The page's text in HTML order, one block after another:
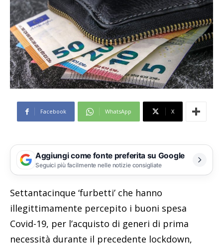
Facebook WhatsApp X
Aggiungi come fonte preferita su Google
Seguici più facilmente nelle notizie consigliate
Settantacinque ‘furbetti’ che hanno
illegittimamente percepito i buoni spesa
Covid-19, per l’acquisto di generi di prima
necessità durante il precedente lockdown,